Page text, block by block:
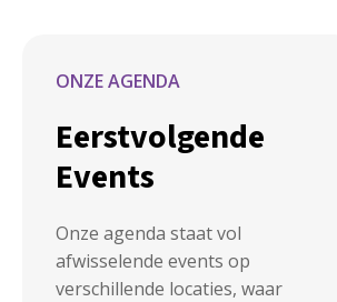
ONZE AGENDA
Eerstvolgende
Events
Onze agenda staat vol
afwisselende events op
verschillende locaties, waar